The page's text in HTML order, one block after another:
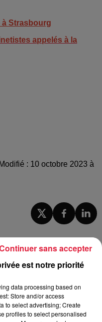
Strasbourg
appelés à la
: 10 octobre 2023 à
brune sort des
est notre priorité
data processing based on
Store and/or access
to select advertising; Create
profiles to select personalised
sans accepter